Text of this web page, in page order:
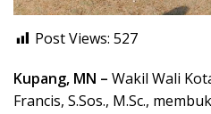
Post Views: 527
Kupang, MN – Wakil Wali
Francis, S.Sos., M.Sc.,